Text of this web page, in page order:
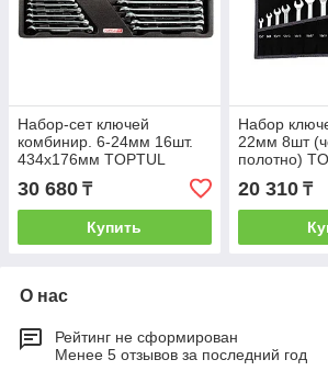
Набор-сет ключей
комбинир. 6-24мм 16шт.
434х176мм TOPTUL
30 680 ₸
Купить
Набор
22мм 8шт
полотно)
20 310₸
О нас
Рейтинг не сформирован
Менее 5 отзывов за последний год